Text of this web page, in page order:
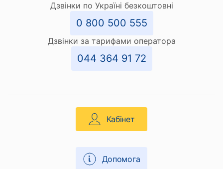
Дзвінки по Україні безкоштовні
0 800 500 555
Дзвінки за тарифами оператора
044 364 91 72
Кабінет
Допомога